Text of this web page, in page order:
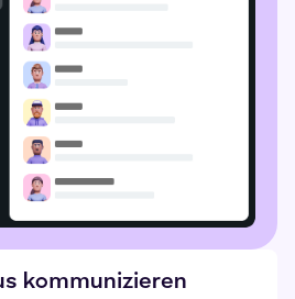
kommunizieren